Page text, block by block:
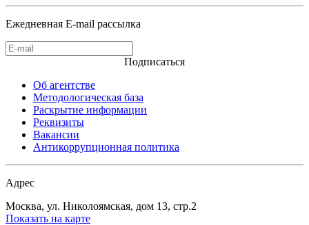
Ежедневная E-mail рассылка
Подписаться
Об агентстве
Методологическая база
Раскрытие информации
Реквизиты
Вакансии
Антикоррупционная политика
Адрес
Москва, ул. Николоямская, дом 13, стр.2
Показать на карте